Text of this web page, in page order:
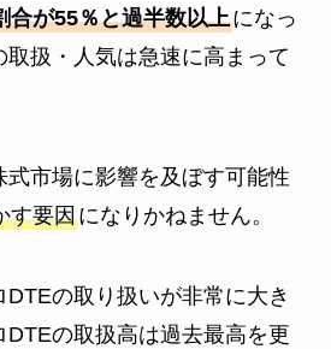
合が55％と過半数以上になっ
扱・人気は急速に高まって
式市場に影響を及ぼす可能性
す要因になりかねません。
の取り扱いが非常に大き
DTEの取扱高は過去最高を更